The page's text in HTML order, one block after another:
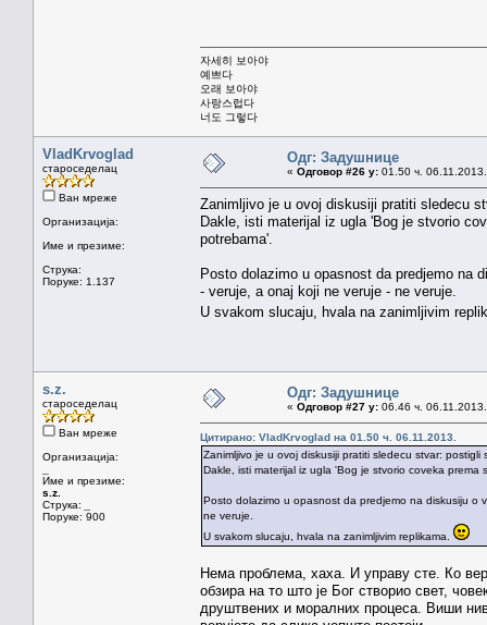
자세히 보아야
예쁘다
오래 보아야
사랑스럽다
너도 그렇다
VladKrvoglad
староседелац
Ван мреже
Организација:
Име и презиме:
Струка:
Поруке: 1.137
Одг: Задушнице
« Одговор #26 у: 01.50 ч.
Zanimljivo je u ovoj diskusiji pratiti sledecu
Dakle, isti materijal iz ugla 'Bog je stvorio
potrebama'.
Posto dolazimo u opasnost da predjemo na
- veruje, a onaj koji ne veruje - ne veruje.
U svakom slucaju, hvala na zanimljivim
s.z.
староседелац
Ван мреже
Организација:
Име и презиме:
s.z.
Струка:
Поруке: 900
Одг: Задушнице
« Одговор #27 у: 06.46 ч.
Цитирано: VladKrvoglad на 01.50 ч. 06.11.2013.
Zanimljivo je u ovoj diskusiji pratiti sledecu stvar:
Dakle, isti materijal iz ugla 'Bog je stvorio coveka
Posto dolazimo u opasnost da predjemo na diskusiju o
ne veruje.
U svakom slucaju, hvala na zanimljivim replikama.
Нема проблема, хаха. И управу сте. Ко
обзира на то што је Бог створио свет,
друштвених и моралних процеса. Виши